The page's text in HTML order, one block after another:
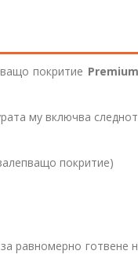
покритие
му включва
покритие)
равномерно готвене